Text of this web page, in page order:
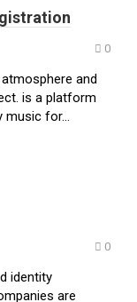
0
and
is a platform
music for…
0
identity
are